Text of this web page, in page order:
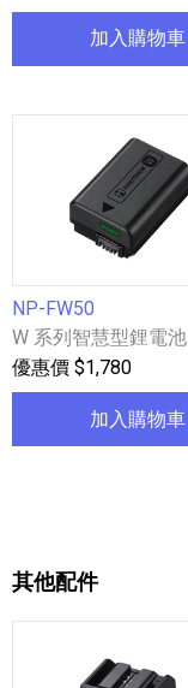
加入購物車
NP-FW50
W 系列智慧型鋰電池
優惠價 $1,780
加入購物車
其他配件